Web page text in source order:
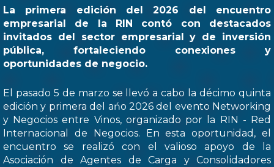
La primera edición del 2026 del encuentro
empresarial de la RIN contó con destacados
invitados del sector empresarial y de inversión
pública, fortaleciendo conexiones y
oportunidades de negocio.
El pasado 5 de marzo se llevó a cabo la décimo quinta
edición y primera del ańo 2026 del evento Networking
y Negocios entre Vinos, organizado por la RIN - Red
Internacional de Negocios. En esta oportunidad, el
encuentro se realizó con el valioso apoyo de la
Asociación de Agentes de Carga y Consolidadores